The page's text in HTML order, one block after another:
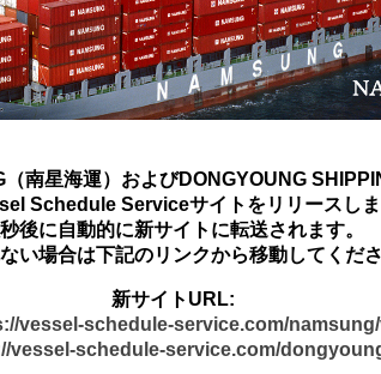
南星海運）およびDONGYOUNG
Schedule Serviceサイトをリリースしま
後に自動的に新サイトに転送されます。
い場合は下記のリンクから移動してくださ
新サイトURL:
vessel-schedule-service.com/
vessel-schedule-service.com/